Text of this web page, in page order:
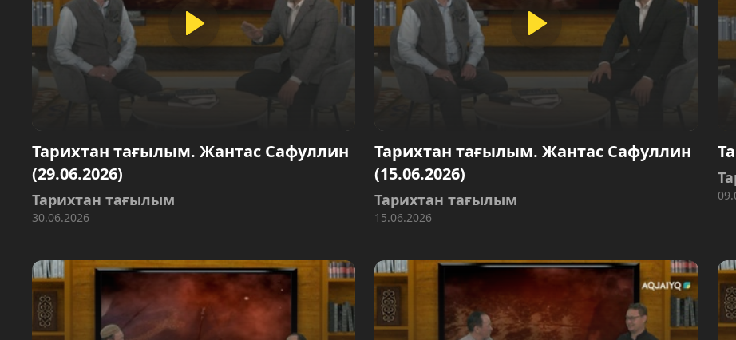
Тарихтан тағылым. Жантас Сафуллин
(29.06.2026)
Тарихтан тағылым
30.06.2026
Тарихтан тағылым. Жантас Сафуллин
(15.06.2026)
Тарихтан тағылым
15.06.2026